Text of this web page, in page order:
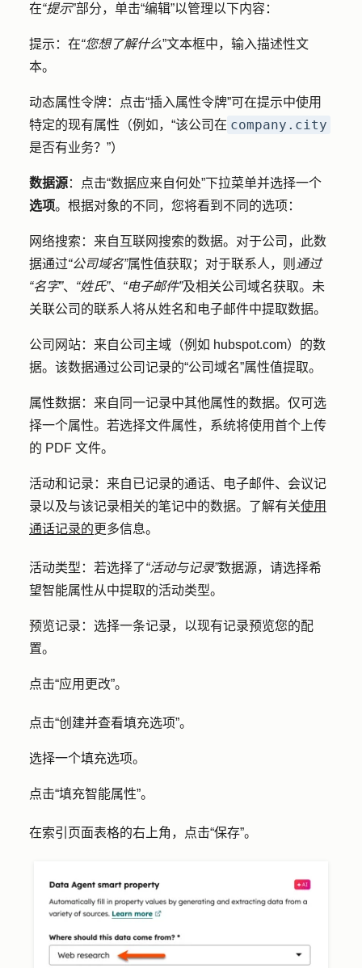
在“提示”部分，单击“编辑”以管理以下内容：
提示 ：在“您想了解什么”文本框中，输入描述性文
本。
动态属性令牌：点击“插入属性令牌”可在提示中使用
特定的现有属性（例如，“该公司在 company.city
是否有业务？”）
数据源：点击“数据应来自何处”下拉菜单并选择一个
选项。根据对象的不同，您将看到不同的选项 ：
网络搜索 ：来自互联网搜索的数据。对于公司，此数
据通过“公司域名”属性值获取；对于联系人，则 通过
“名字”、 “姓氏”、 “电子邮件”及相关公司域名获取。未
关联公司的联系人将从姓名和电子邮件中提取数据。
公司网站：来自公司主域（例如 hubspot.com）的数
据。该数据通过公司记录的“公司域名”属性值提取。
属性数据：来自同一记录中其他属性的数据。仅可选
择一个属性。若选择文件属性，系统将使用首个上传
的 PDF 文件。
活动和记录 ：来自已记录的通话、电子邮件、会议记
录以及与该记录相关的笔记中的数据。了解有关使用
通话记录的更多信息。
活动类型 ：若选择了“活动与记录”数据源，请选择希
望智能属性从中提取的活动类型。
预览记录 ：选择一条记录，以现有记录预览您的配
置。
点击“应用更改”。
点击“创建并查看填充选项”。
选择一个填充选项。
点击“填充智能属性”。
在索引页面表格的右上角，点击“保存”。